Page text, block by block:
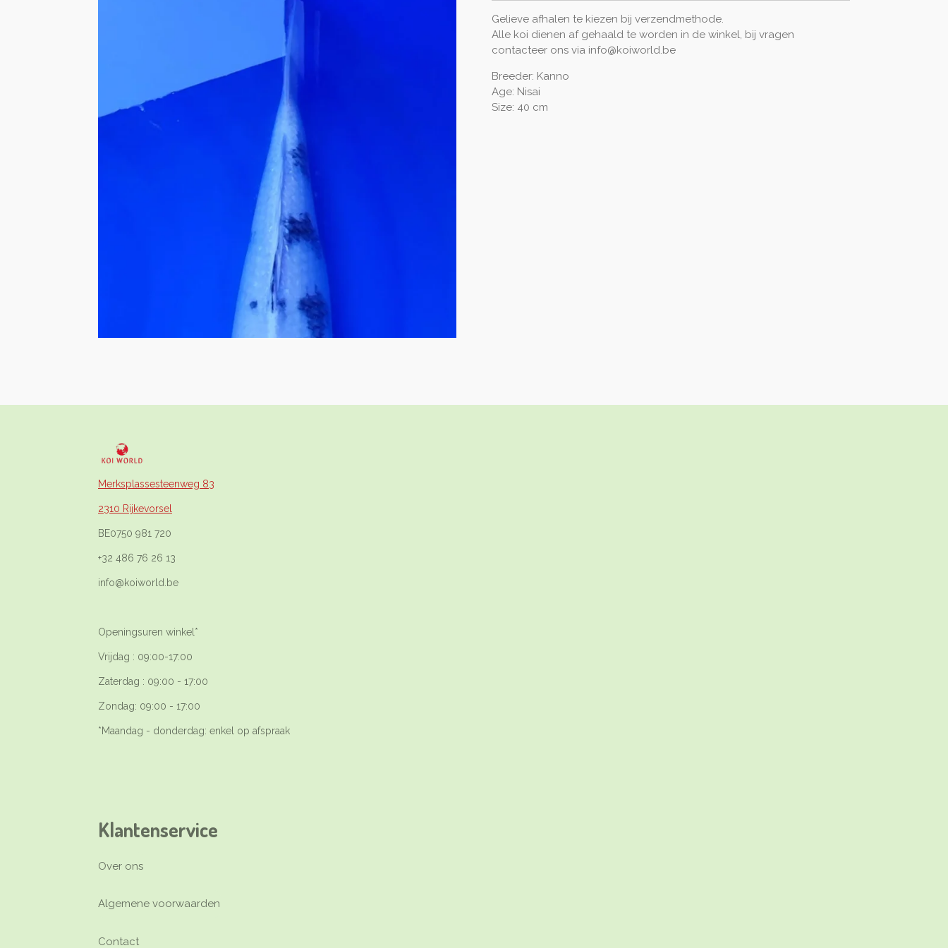
Gelieve afhalen te kiezen bij verzendmethode.
Alle koi dienen af gehaald te worden in de winkel, bij vragen
contacteer ons via info@koiworld.be
Breeder: Kanno
Age: Nisai
Size: 40 cm
Merksplassesteenweg 83
2310 Rijkevorsel
BE0750 981 720
+32 486 76 26 13
info@koiworld.be
Openingsuren winkel*
Vrijdag : 09:00-17:00
Zaterdag : 09:00 - 17:00
Zondag: 09:00 - 17:00
*Maandag - donderdag: enkel op afspraak
Klantenservice
Over ons
Algemene voorwaarden
Contact